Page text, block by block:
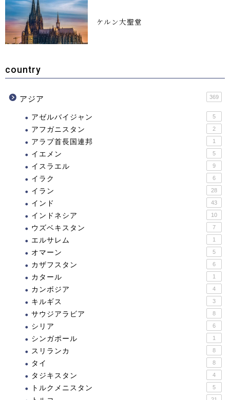
ケルン大聖堂
country
アジア 369
アゼルバイジャン 5
アフガニスタン 2
アラブ首長国連邦 1
イエメン 5
イスラエル 9
イラク 6
イラン 28
インド 43
インドネシア 10
ウズベキスタン 7
エルサレム 1
オマーン 5
カザフスタン 6
カタール 1
カンボジア 4
キルギス 3
サウジアラビア 8
シリア 6
シンガポール 1
スリランカ 8
タイ 8
タジキスタン 4
トルクメニスタン 5